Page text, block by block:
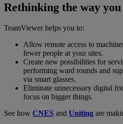
Rethinking the way
TeamViewer helps you to:
Allow remote access to
fewer people at your sites.
Create new possibilities for
performing ward rounds and
via smart glasses.
Eliminate unnecessary digital
focus on bigger things.
See how CNES and Uniting are